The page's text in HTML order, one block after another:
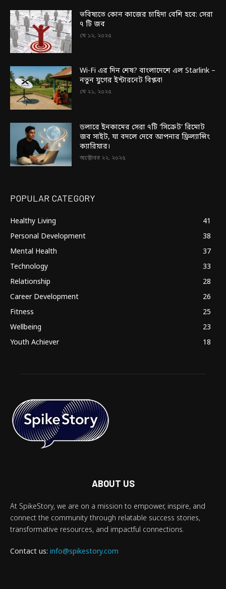
ভবিষ্যতে কোন কাজের চাহিদা বেশি হবে: সেরা
৭ টি জব
মে ১২, ২০২৫
Wi-Fi এর দিন শেষ? বাংলাদেশে এল Starlink –
নতুন যুগের ইন্টারনেট বিপ্লব!
মে ২১, ২০২৫
ডলারে ইনকামের সেরা ৭টি ‘সিক্রেট’ রিমোট
জব সাইট, যা বদলে দেবে আপনার ফ্রিল্যান্সিং
ক্যারিয়ার।
অক্টোবর ২২, ২০২৫
POPULAR CATEGORY
Healthy Living
41
Personal Development
38
Mental Health
37
Technology
33
Relationship
28
Career Development
26
Fitness
25
Wellbeing
23
Youth Achiever
18
ABOUT US
At SpikeStory, we are on a mission to empower, inspire, and
connect the community through relatable success stories,
transformative resources, and impactful connections.
Contact us: info@spikestory.com